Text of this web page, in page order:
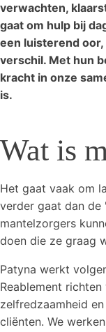
verwachten,
gaat om hulp bij
een luisterend
verschil. Met hun
kracht in onze
is.
Wat is
Het gaat vaak om
verder gaat dan de
mantelzorgers
doen die ze graag
Patyna werkt
Reablement
zelfredzaamheid
cliënten. We